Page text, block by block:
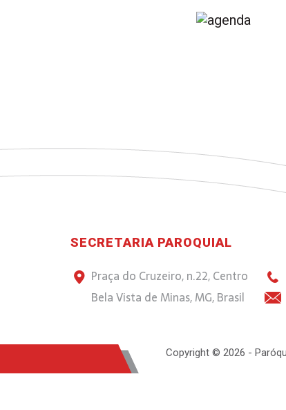
SECRETARIA PAROQUIAL
Praça do Cruzeiro, n.22, Centro
Bela Vista de Minas, MG, Brasil
Copyright © 2026 -